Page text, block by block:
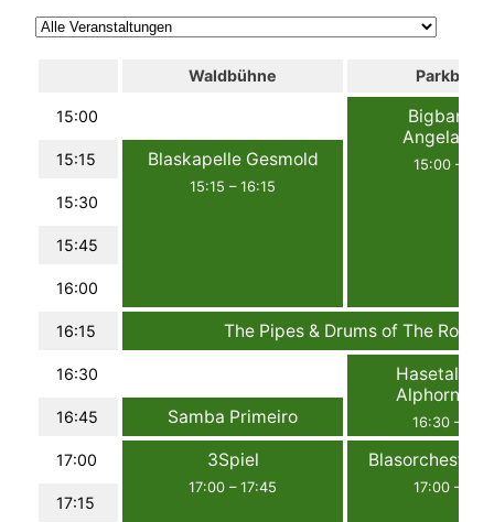
Waldbühne
15:00
Bigband
15:00 –
15:15 Blaskapelle Gesmold
15:15 – 16:15
15:30
15:45
16:00
16:15 The Pipes & Drums of The
16:15 –
16:30
Hasetaler
16:30 –
16:45 Samba Primeiro
16:45 –17:00
17:00 3Spiel
17:00 – 17:45
Blasorchester
17:00 –
17:15